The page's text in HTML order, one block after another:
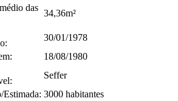
das
34,36m²
30/01/1978
18/08/1980
Seffer
Estimada: 3000 habitantes